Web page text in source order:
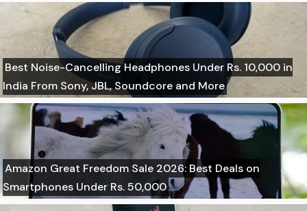
Best Noise-Cancelling Headphones Under Rs. 10,000 in
India From Sony, JBL, Soundcore and More
Amazon Great Freedom Sale 2026: Best Deals on
Smartphones Under Rs. 50,000